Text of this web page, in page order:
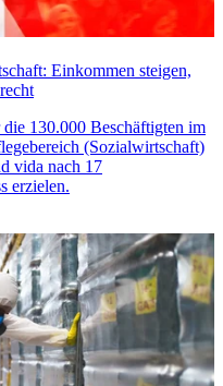
Einkommen steigen,
130.000 Beschäftigten im
(Sozialwirtschaft)
vida nach 17
erzielen.